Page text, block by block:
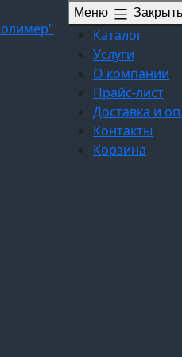
Меню Закрыть
Каталог
Услуги
О компании
Прайс-лист
Доставка и
Контакты
Корзина